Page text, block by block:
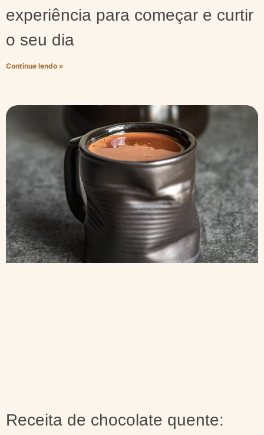
experiência para começar e curtir
o seu dia
Continue lendo »
Receita de chocolate quente: